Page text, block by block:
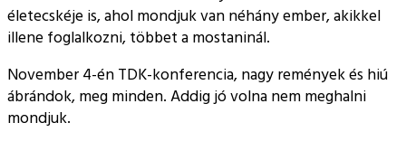
életecskéje is, ahol mondjuk van néhány ember, akikkel
illene foglalkozni, többet a mostaninál.
November 4-én TDK-konferencia, nagy remények és hiú
ábrándok, meg minden. Addig jó volna nem meghalni
mondjuk.